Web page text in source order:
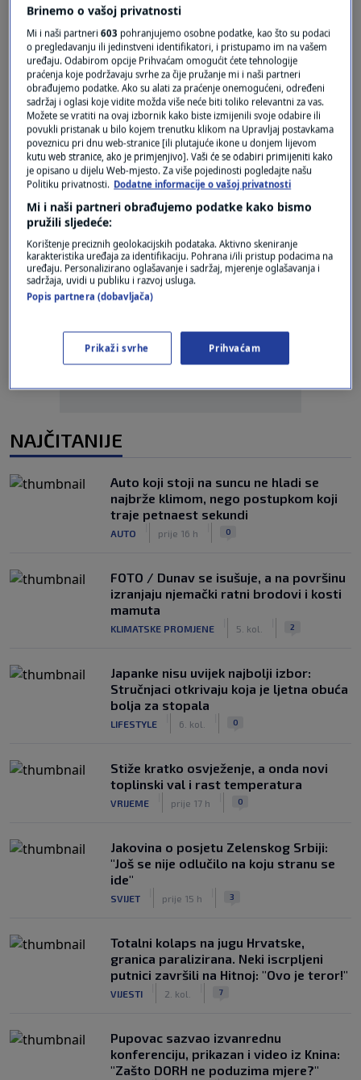
Oglas
NAJČITANIJE
Auto koji stoji na suncu ne hladi se
najbrže klimom, nego postupkom koji
traje petnaest sekundi
AUTO prije 16 h 0
FOTO / Dunav se isušuje, a na površinu
izranjaju njemački ratni brodovi i kosti
mamuta
KLIMATSKE PROMJENE 5. kol. 2
Japanke nisu uvijek najbolji izbor:
Stručnjaci otkrivaju koja je ljetna obuća
bolja za stopala
LIFESTYLE 6. kol. 0
Stiže kratko osvježenje, a onda novi
toplinski val i rast temperatura
VRIJEME prije 17 h 0
Jakovina o posjetu Zelenskog Srbiji:
"Još se nije odlučilo na koju stranu se
ide"
SVIJET prije 15 h 3
Totalni kolaps na jugu Hrvatske,
granica paralizirana. Neki iscrpljeni
putnici završili na Hitnoj: "Ovo je teror!"
VIJESTI 2. kol. 7
Pupovac sazvao izvanrednu
konferenciju, prikazan i video iz Knina:
"Zašto DORH ne poduzima mjere?"
Brinemo o vašoj privatnosti
Mi i naši partneri603 pohranjujemo osobne podatke, kao što su podaci
o pregledavanju ili jedinstveni identifikatori, i pristupamo im na vašem
uređaju. Odabirom opcije Prihvaćam omogućit ćete tehnologije
praćenja koje podržavaju svrhe za čije pružanje mi i naši partneri
obrađujemo podatke. Ako su alati za praćenje onemogućeni, određeni
sadržaj i oglasi koje vidite možda više neće biti toliko relevantni za vas.
Možete se vratiti na ovaj izbornik kako biste izmijenili svoje odabire ili
povukli pristanak u bilo kojem trenutku klikom na Upravljaj postavkama
poveznicu pri dnu web-stranice [ili plutajuće ikone u donjem lijevom
kutu web stranice, ako je primjenjivo]. Vaši će se odabiri primijeniti kako
je opisano u dijelu Web-mjesto. Za više pojedinosti pogledajte našu
Politiku privatnosti. Dodatne informacije o vašoj privatnosti
Mi i naši partneri obrađujemo podatke kako bismo
pružili sljedeće:
Korištenje preciznih geolokacijskih podataka. Aktivno skeniranje
karakteristika uređaja za identifikaciju. Pohrana i/ili pristup podacima na
uređaju. Personalizirano oglašavanje i sadržaj, mjerenje oglašavanja i
sadržaja, uvidi u publiku i razvoj usluga.
Popis partnera (dobavljača)
Prikaži svrhe Prihvaćam